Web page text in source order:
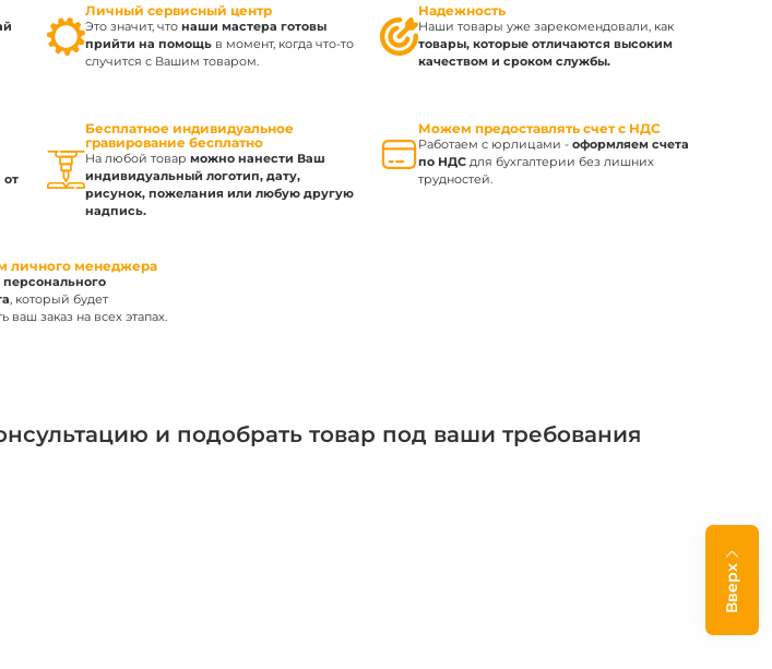
Личный сервисный центр
Это значит, чтонаши мастера готовы
прийти на помощь в момент, когда что-то
случится с Вашим товаром.
Надежность
Наши товары уже зарекомендовали, как
товары, которые отличаются высоким
качеством и сроком службы.
от
Бесплатное индивидуальное
гравирование бесплатно
На любой товарможно нанести Ваш
индивидуальный логотип, дату,
рисунок, пожелания или любую другую
надпись.
Можем предоставлять счет с НДС
Работаем с юрлицами - оформляем счета
по НДСдля бухгалтерии без лишних
трудностей.
личного менеджера
персонального
, который будет
ваш заказ на всех этапах.
и подобрать товар под ваши требования
Вверх